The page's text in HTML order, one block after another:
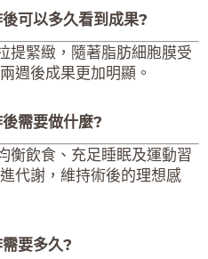
可以多久看到成果?
提緊緻，隨著脂肪細胞膜受
週後成果更加明顯。
需要做什麼?
衡飲食、充足睡眠及運動習
代謝，維持術後的理想感
要多久?